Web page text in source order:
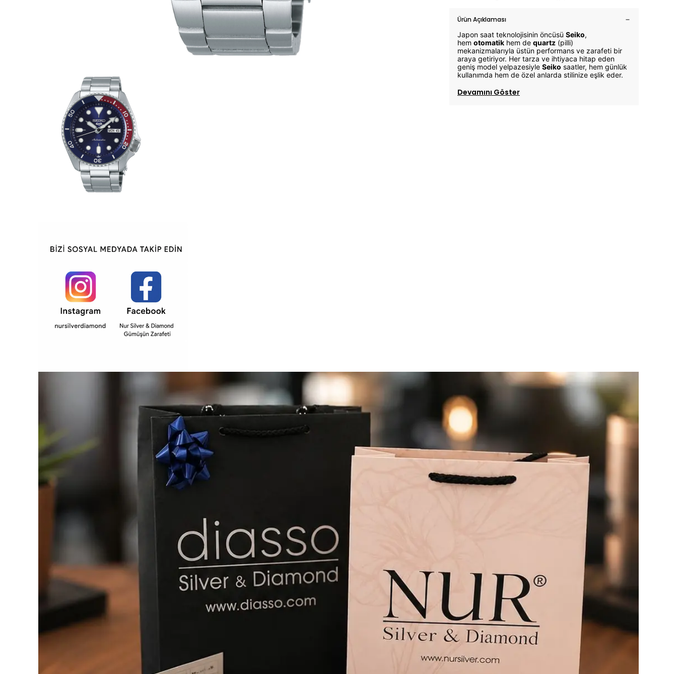
Ürün Açıklaması
Japon saat teknolojisinin öncüsü Seiko,
hem otomatik hem de quartz (pilli)
mekanizmalarıyla üstün performans ve zarafeti bir
araya getiriyor. Her tarza ve ihtiyaca hitap eden
geniş model yelpazesiyle Seiko saatler, hem günlük
kullanımda hem de özel anlarda stilinize eşlik eder.
Devamını Göster